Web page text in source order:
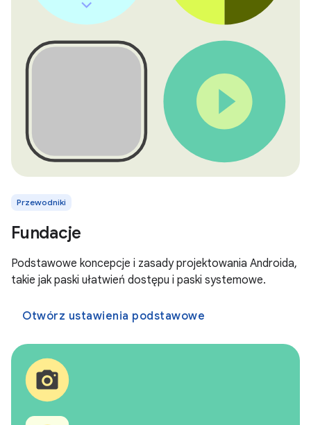
Przewodniki
Fundacje
Podstawowe koncepcje i zasady projektowania Androida,
takie jak paski ułatwień dostępu i paski systemowe.
Otwórz ustawienia podstawowe